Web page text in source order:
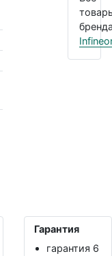
Гарантия
гарантия 6